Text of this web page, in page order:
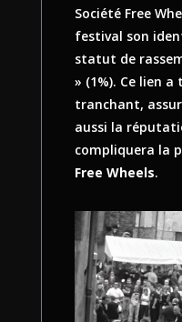
Société Free
festival son
statut de
» (1%). Ce lien
tranchant,
aussi la
compliquera la
Free Wheels.